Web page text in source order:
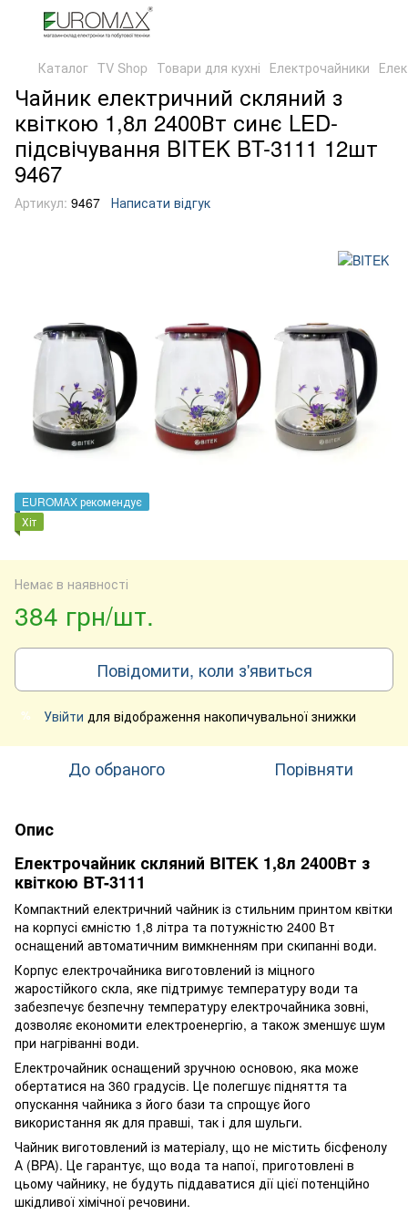
Каталог TV Shop Товари для кухні Електрочайники
Чайник електричний скляний з
квіткою 1,8л 2400Вт синє LED-
підсвічування BITEK BT-3111 12шт
9467
Артикул: 9467 Написати відгук
EUROMAX рекомендує
Хіт
Немає в наявності
384 грн/шт.
Повідомити, коли з'явиться
% Увійти для відображення накопичувальної знижки
До обраного Порівняти
Опис
Електрочайник скляний BITEK 1,8л 2400Вт з
квіткою BT-3111
Компактний електричний чайник із стильним принтом квітки
на корпусі ємністю 1,8 літра та потужністю 2400 Вт
оснащений автоматичним вимкненням при скипанні води.
Корпус електрочайника виготовлений із міцного
жаростійкого скла, яке підтримує температуру води та
забезпечує безпечну температуру електрочайника зовні,
дозволяє економити електроенергію, а також зменшує шум
при нагріванні води.
Електрочайник оснащений зручною основою, яка може
обертатися на 360 градусів. Це полегшує підняття та
опускання чайника з його бази та спрощує його
використання як для правші, так і для шульги.
Чайник виготовлений із матеріалу, що не містить бісфенолу
А (BPA). Це гарантує, що вода та напої, приготовлені в
цьому чайнику, не будуть піддаватися дії цієї потенційно
шкідливої хімічної речовини.